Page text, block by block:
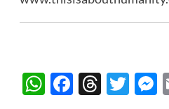
WhatsApp
Facebook